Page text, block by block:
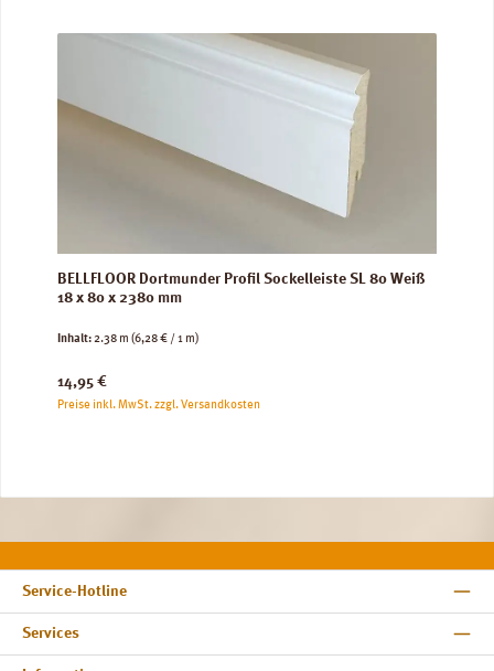
BELLFLOOR Dortmunder Profil Sockelleiste SL 80 Weiß
18 x 80 x 2380 mm
Inhalt:2.38 m (6,28 € / 1 m)
Regulärer Preis:
14,95 €
Preise inkl. MwSt. zzgl. Versandkosten
Service-Hotline
Services